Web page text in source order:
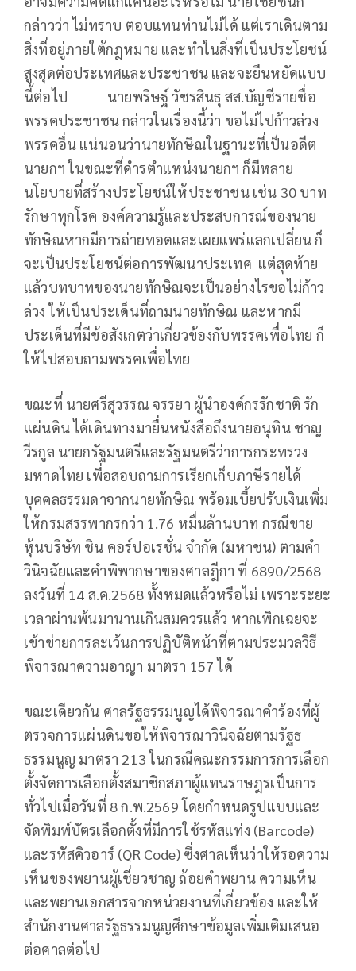
กล่าวว่า ไม่ทราบ ตอบแทนท่านไม่ได้ แต่เราเดินตาม
สิ่งที่อยู่ภายใต้กฎหมาย และทำในสิ่งที่เป็นประโยชน์
สูงสุดต่อประเทศและประชาชน และจะยืนหยัดแบบ
นี้ต่อไป นายพริษฐ์ วัชรสินธุ สส.บัญชีรายชื่อ
พรรคประชาชน กล่าวในเรื่องนี้ว่า ขอไม่ไปก้าวล่วง
พรรคอื่น แน่นอนว่านายทักษิณในฐานะที่เป็นอดีต
นายกฯ ในขณะที่ดำรตำแหน่งนายกฯ ก็มีหลาย
นโยบายที่สร้างประโยชน์ให้ประชาชน เช่น 30 บาท
รักษาทุกโรค องค์ความรู้และประสบการณ์ของนาย
ทักษิณหากมีการถ่ายทอดและเผยแพร่แลกเปลี่ยน ก็
จะเป็นประโยชน์ต่อการพัฒนาประเทศ แต่สุดท้าย
แล้วบทบาทของนายทักษิณจะเป็นอย่างไรขอไม่ก้าว
ล่วง ให้เป็นประเด็นที่ถามนายทักษิณ และหากมี
ประเด็นที่มีข้อสังเกตว่าเกี่ยวข้องกับพรรคเพื่อไทย ก็
ให้ไปสอบถามพรรคเพื่อไทย
ขณะที่ นายศรีสุวรรณ จรรยา ผู้นำองค์กรรักชาติ รัก
แผ่นดิน ได้เดินทางมายื่นหนังสือถึงนายอนุทิน ชาญ
วีรกูล นายกรัฐมนตรีและรัฐมนตรีว่าการกระทรวง
มหาดไทย เพื่อสอบถามการเรียกเก็บภาษีรายได้
บุคคลธรรมดาจากนายทักษิณ พร้อมเบี้ยปรับเงินเพิ่ม
ให้กรมสรรพากรกว่า 1.76 หมื่นล้านบาท กรณีขาย
หุ้นบริษัท ชิน คอร์ปอเรชั่น จำกัด (มหาชน) ตามคำ
วินิจฉัยและคำพิพากษาของศาลฎีกา ที่ 6890/2568
ลงวันที่ 14 ส.ค.2568 ทั้งหมดแล้วหรือไม่ เพราะระยะ
เวลาผ่านพ้นมานานเกินสมควรแล้ว หากเพิกเฉยจะ
เข้าข่ายการละเว้นการปฏิบัติหน้าที่ตามประมวลวิธี
พิจารณาความอาญา มาตรา 157 ได้
ขณะเดียวกัน ศาลรัฐธรรมนูญได้พิจารณาคำร้องที่ผู้
ตรวจการแผ่นดินขอให้พิจารณาวินิจฉัยตามรัฐธ
ธรรมนูญ มาตรา 213 ในกรณีคณะกรรมการการเลือก
ตั้งจัดการเลือกตั้งสมาชิกสภาผู้แทนราษฎรเป็นการ
ทั่วไปเมื่อวันที่ 8 ก.พ.2569 โดยกำหนดรูปแบบและ
จัดพิมพ์บัตรเลือกตั้งที่มีการใช้รหัสแท่ง (Barcode)
และรหัสคิวอาร์ (QR Code) ซึ่งศาลเห็นว่าให้รอความ
เห็นของพยานผู้เชี่ยวชาญ ถ้อยคำพยาน ความเห็น
และพยานเอกสารจากหน่วยงานที่เกี่ยวข้อง และให้
สำนักงานศาลรัฐธรรมนูญศึกษาข้อมูลเพิ่มเติมเสนอ
ต่อศาลต่อไป